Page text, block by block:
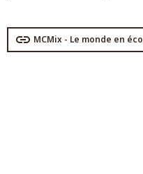
MCMix - Le monde en